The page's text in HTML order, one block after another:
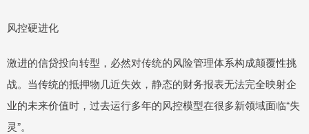
风控硬进化
激进的信贷投向转型，必然对传统的风险管理体系构成颠覆性挑
战。当传统的抵押物几近失效，静态的财务报表无法完全映射企
业的未来价值时，过去运行多年的风控模型在很多新领域面临“失
灵”。